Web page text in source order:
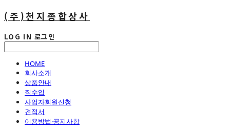
(주)천지종합상사
LOG IN 로그인
HOME
회사소개
상품안내
직수입
사업자회원신청
견적서
이용방법·공지사항